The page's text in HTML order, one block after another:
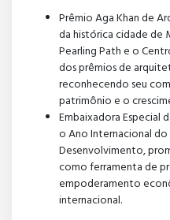
Prêmio Aga Khan de
da histórica cidade de
Pearling Path e o
dos prêmios de
reconhecendo seu
patrimônio e o
Embaixadora Especial
o Ano Internacional do
Desenvolvimento,
como ferramenta de
empoderamento
internacional.